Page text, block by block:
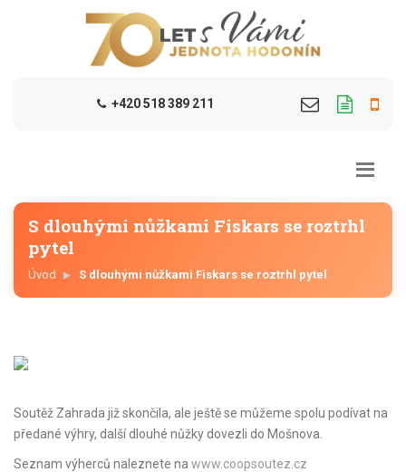
+420 518 389 211
S dlouhými nůžkami Fiskars se roztrhl
pytel
Úvod S dlouhými nůžkami Fiskars se roztrhl pytel
Soutěž Zahrada již skončila, ale ještě se můžeme spolu podívat na
předané výhry, další dlouhé nůžky dovezli do Mošnova.
Seznam výherců naleznete na www.coopsoutez.cz